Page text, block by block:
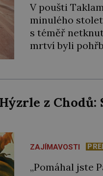
V poušti
minulého
s téměř
mrtví byli
filcovou
vlásky. Fakt,
nesmírně
extrémně […]
z Chodů:
ZAJÍMAVOSTI
„Pomáhal jste